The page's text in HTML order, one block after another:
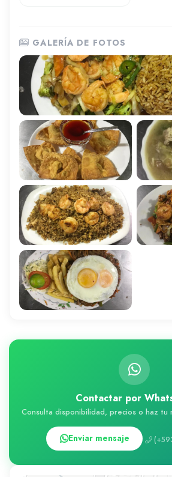
GALERÍA DE FOTOS
Contactar por
Consulta disponibilidad, precios o haz tu
Enviar mensaje